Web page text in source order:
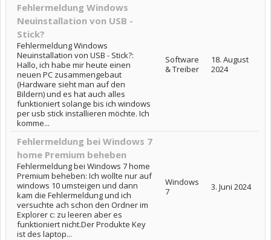
Fehlermeldung Windows
Neuinstallation von USB -
Stick?
Fehlermeldung Windows
Neuinstallation von USB - Stick?:
Hallo, ich habe mir heute einen
neuen PC zusammengebaut
(Hardware sieht man auf den
Bildern) und es hat auch alles
funktioniert solange bis ich windows
per usb stick installieren möchte. Ich
komme...
Software
& Treiber
18. August
2024
Fehlermeldung bei Windows 7
home Premium beheben
Fehlermeldung bei Windows 7 home
Premium beheben: Ich wollte nur auf
windows 10 umsteigen und dann
kam die Fehlermeldung und ich
versuchte ach schon den Ordner im
Explorer c: zu leeren aber es
funktioniert nicht.Der Produkte Key
ist des laptop...
Windows
7
3. Juni 2024